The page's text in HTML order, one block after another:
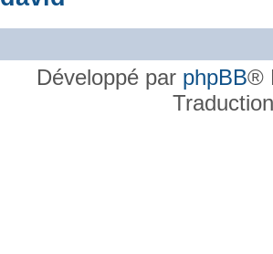
Développé par phpBB®